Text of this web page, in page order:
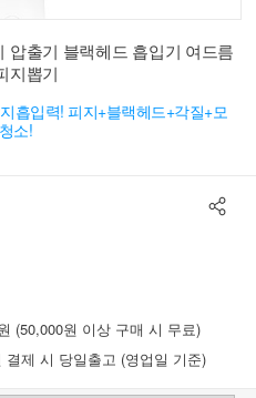
압출기 블랙헤드 흡입기 여드름
지뽑기
흡입력! 피지+블랙헤드+각질+모
소!
(50,000원 이상 구매 시 무료)
결제 시 당일출고 (영업일 기준)